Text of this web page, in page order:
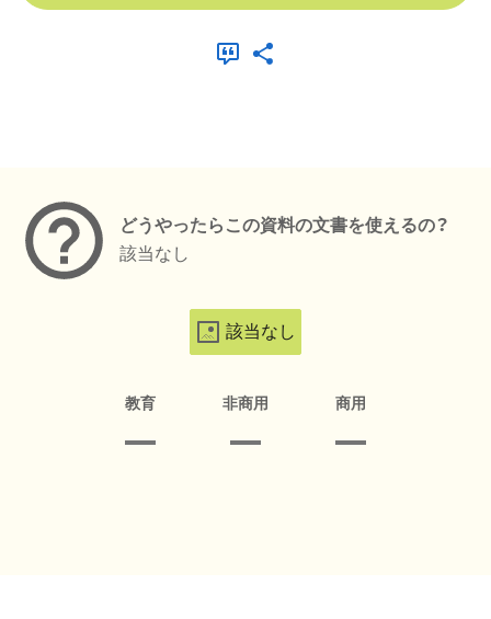
どうやったらこの資料の文書を使えるの？
該当なし
該当なし
教育 非商用 商用